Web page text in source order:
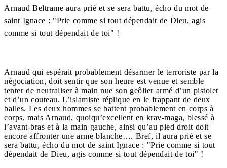
Arnaud Beltrame aura prié et se sera battu, écho du mot de
saint Ignace : "Prie comme si tout dépendait de Dieu, agis
comme si tout dépendait de toi" !
Arnaud qui espérait probablement désarmer le terroriste par la
négociation, doit sentir que son heure est venue et semble
tenter de neutraliser à main nue son geôlier armé d’un pistolet
et d’un couteau. L’islamiste réplique en le frappant de deux
balles. Les deux hommes se battent probablement en corps à
corps, mais Arnaud, quoiqu’excellent en krav-maga, blessé à
l’avant-bras et à la main gauche, ainsi qu’au pied droit doit
encore affronter une arme blanche…. Bref, il aura prié et se
sera battu, écho du mot de saint Ignace : "Prie comme si tout
dépendait de Dieu, agis comme si tout dépendait de toi" !